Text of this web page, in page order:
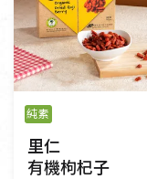
純素
里仁
有機枸杞子